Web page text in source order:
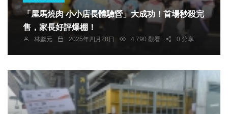
「屋馬燒肉 小小店長體驗營」大成功！首場秒殺完
售，家長好評爆棚！
林獻元 2025年四月28日 4,790 觀看 0 分享